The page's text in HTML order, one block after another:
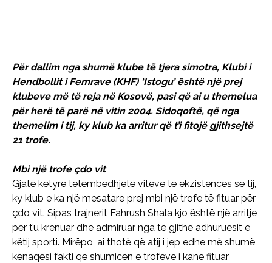
Për dallim nga shumë klube të tjera simotra, Klubi i
Hendbollit i Femrave (KHF) ‘Istogu’ është një prej
klubeve më të reja në Kosovë, pasi që ai u themelua
për herë të parë në vitin 2004. Sidoqoftë, që nga
themelim i tij, ky klub ka arritur që t’i fitojë gjithsejtë
21 trofe.
Mbi një trofe çdo vit
Gjatë këtyre tetëmbëdhjetë viteve të ekzistencës së tij,
ky klub e ka një mesatare prej mbi një trofe të fituar për
çdo vit. Sipas trajnerit Fahrush Shala kjo është një arritje
për t’u krenuar dhe admiruar nga të gjithë adhuruesit e
këtij sporti. Mirëpo, ai thotë që atij i jep edhe më shumë
kënaqësi fakti që shumicën e trofeve i kanë fituar